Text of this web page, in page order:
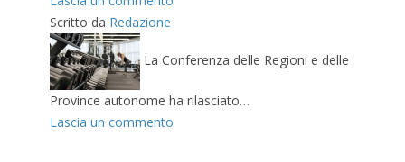
Scritto da Redazione
La Conferenza delle Regioni e delle
Province autonome ha rilasciato…
Lascia un commento